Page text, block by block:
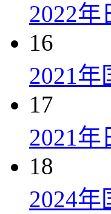
2022年
16
2021
17
2021
18
2024